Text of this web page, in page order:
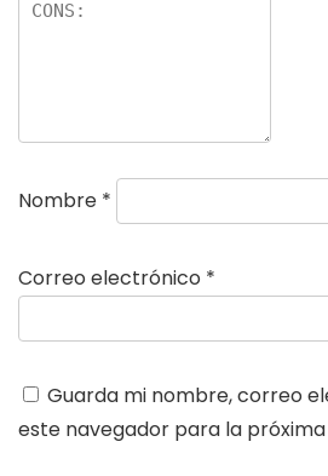
Nombre *
Correo electrónico *
Guarda mi nombre, correo
este navegador para la